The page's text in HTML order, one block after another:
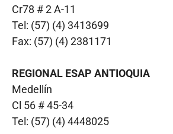
Cr78 # 2 A-11
Tel: (57) (4) 3413699
Fax: (57) (4) 2381171
REGIONAL ESAP ANTIOQUIA
Medellín
Cl 56 # 45-34
Tel: (57) (4) 4448025